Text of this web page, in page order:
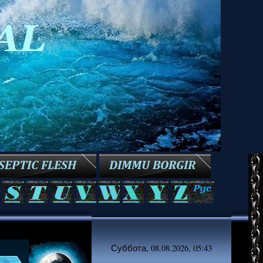
Суббота, 08.08.2026, 05:43